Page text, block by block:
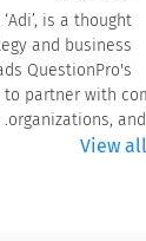
is a thought
and business
QuestionPro's
partner with
organizations,
View